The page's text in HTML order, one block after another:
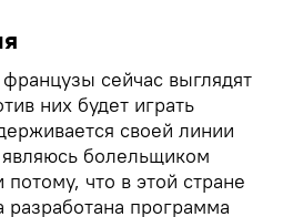
сейчас выглядят
них будет играть
своей линии
болельщиком
что в этой стране
разработана программа